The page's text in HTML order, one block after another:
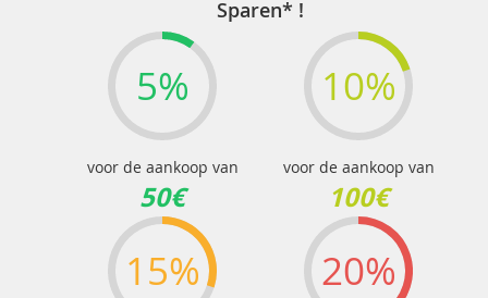
Sparen* !
5%
voor de aankoop van
50€
10%
voor de aankoop van
100€
15% 20%